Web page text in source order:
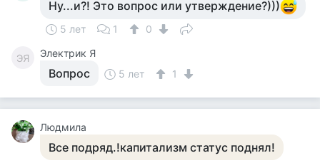
Ну...и?! Это вопрос или утверждение?)))
5 лет 1 0
ЭЯ Электрик Я
Вопрос 5 лет 1
Людмила
Все подряд.!капитализм статус поднял!